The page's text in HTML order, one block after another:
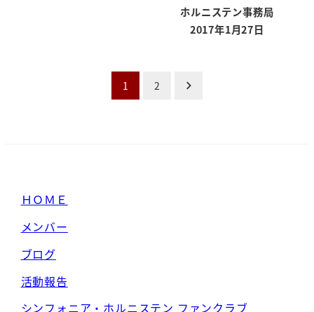
ホルニステン事務局
投稿日
2017年1月27日
ジ
送
1 2
ＨＯＭＥ
メンバー
ブログ
活動報告
シンフォニア・ホルニステン ファンクラブ